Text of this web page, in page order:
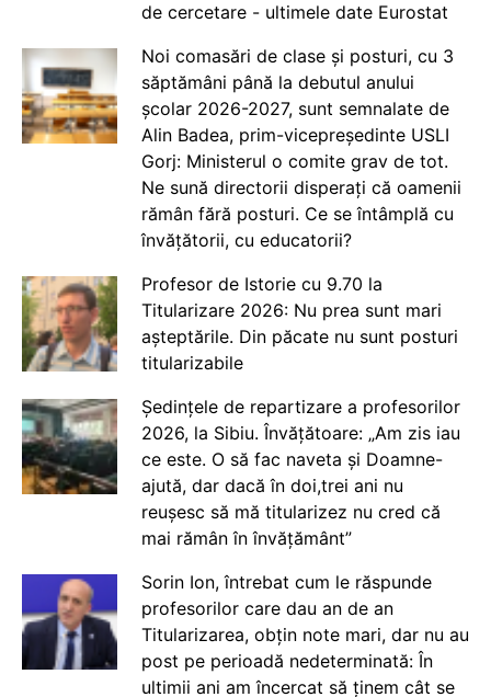
de cercetare - ultimele date Eurostat
Noi comasări de clase și posturi, cu 3
săptămâni până la debutul anului
școlar 2026-2027, sunt semnalate de
Alin Badea, prim-vicepreședinte USLI
Gorj: Ministerul o comite grav de tot.
Ne sună directorii disperați că oamenii
rămân fără posturi. Ce se întâmplă cu
învățătorii, cu educatorii?
Profesor de Istorie cu 9.70 la
Titularizare 2026: Nu prea sunt mari
așteptările. Din păcate nu sunt posturi
titularizabile
Ședințele de repartizare a profesorilor
2026, la Sibiu. Învățătoare: „Am zis iau
ce este. O să fac naveta și Doamne-
ajută, dar dacă în doi,trei ani nu
reușesc să mă titularizez nu cred că
mai rămân în învățământ”
Sorin Ion, întrebat cum le răspunde
profesorilor care dau an de an
Titularizarea, obțin note mari, dar nu au
post pe perioadă nedeterminată: În
ultimii ani am încercat să ținem cât se